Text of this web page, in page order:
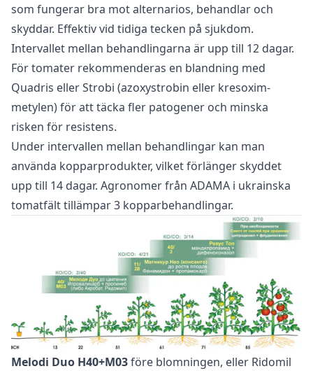
som fungerar bra mot alternarios, behandlar och
skyddar. Effektiv vid tidiga tecken på sjukdom.
Intervallet mellan behandlingarna är upp till 12 dagar.
För tomater rekommenderas en blandning med
Quadris eller Strobi (azoxystrobin eller kresoxim-
metylen) för att täcka fler patogener och minska
risken för resistens.
Under intervallen mellan behandlingar kan man
använda kopparprodukter, vilket förlänger skyddet
upp till 14 dagar. Agronomer från ADAMA i ukrainska
tomatfält tillämpar 3 kopparbehandlingar.
Melodi Duo H40+M03före blomningen, eller Ridomil